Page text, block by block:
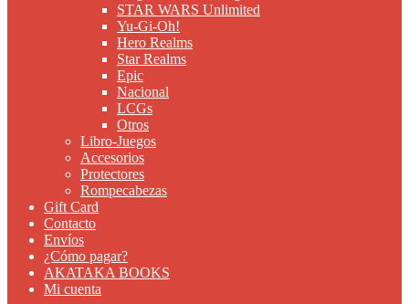
STAR WARS Unlimited
Yu-Gi-Oh!
Hero Realms
Star Realms
Epic
Nacional
LCGs
Otros
Libro-Juegos
Accesorios
Protectores
Rompecabezas
Gift Card
Contacto
Envíos
¿Cómo pagar?
AKATAKA BOOKS
Mi cuenta